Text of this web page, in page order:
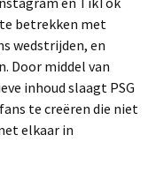
betrekken met
wedstrijden, en
Door middel van
inhoud slaagt PSG
te creëren die niet
elkaar in